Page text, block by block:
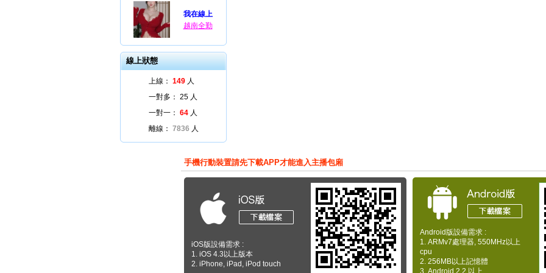
我在線上
越南全勤
線上狀態
上線： 149 人
一對多： 25 人
一對一： 64 人
離線： 7836 人
手機行動裝置請先下載APP才能進入主播包廂
iOS版設備需求 :
1. iOS 4.3以上版本
2. iPhone, iPad, iPod touch
Android版設備需求 :
1. ARMv7處理器, 550MHz以上
cpu
2. 256MB以上記憶體
3. Android 2.2 以上